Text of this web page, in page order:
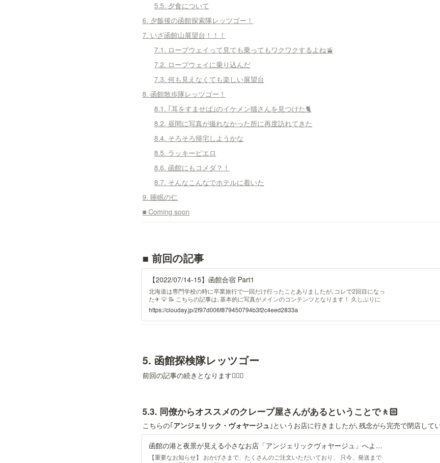
5.5. 夕食について
6. 夕飯後の函館探索隊レッツゴー！
7. いざ函館山展望台！！！
7.1. ロープウェイって見ても乗ってもワクワクするよね🚡
7.2. ロープウェイに乗り込んだ
7.3. 何も見えなくても楽しい展望台
8. 函館散歩隊レッツゴー！
8.1. ｢耳をすませば｣のイケメン猫さんを見つけた🐈
8.2. 昼間に写真が撮れなかった所に再度訪れてきた
8.4. そろそろ帰宅しようかな
8.5. ラッキーピエロ
8.6. 函館にもコメダ？！
8.7. そんなこんなでホテルに着いた
9. 睡眠の仁
■ Coming soon
■ 前回の記事
【2022/07/14-15】函館合宿 Part1
北海道は専門学校の時に卒業旅行で一回だけ行ったことありましたが､コレで2回目になっ
た✈ 💡 📝 こちらの記事は､基本的に写真がメインのコンテンツとなります！ 久しぶりに
ミュースカイに乗ったけども､追加料金360円で席の心配しなくて良いのは素晴らしい｡ 実
は今回からInsta360 ONE x2 を導入しています🌍 2019年11月ぶりの飛行機なので､正
直･･･ワクワクが止まらなかった笑 ...
https://clouday.jp/2f97d006f879450794b3f2c4eed2833a
5. 函館探検隊レッツゴー
前回の記事の続きとなります🙇🏻‍♂️
5.3. 同僚からオススメのクレープ屋さんがあるということで🚶🏻
こちらの｢アンジェリック・ヴォヤージュ ｣というお店に行きましたが､残念がら完売で閉店して
函館の港と夜景が見える小さなお店「アンジェリックヴォヤージュ」へようこそ
【重要なお知らせ】 おかげさまで、たくさんのご注文いただいており、 只今、発送まで